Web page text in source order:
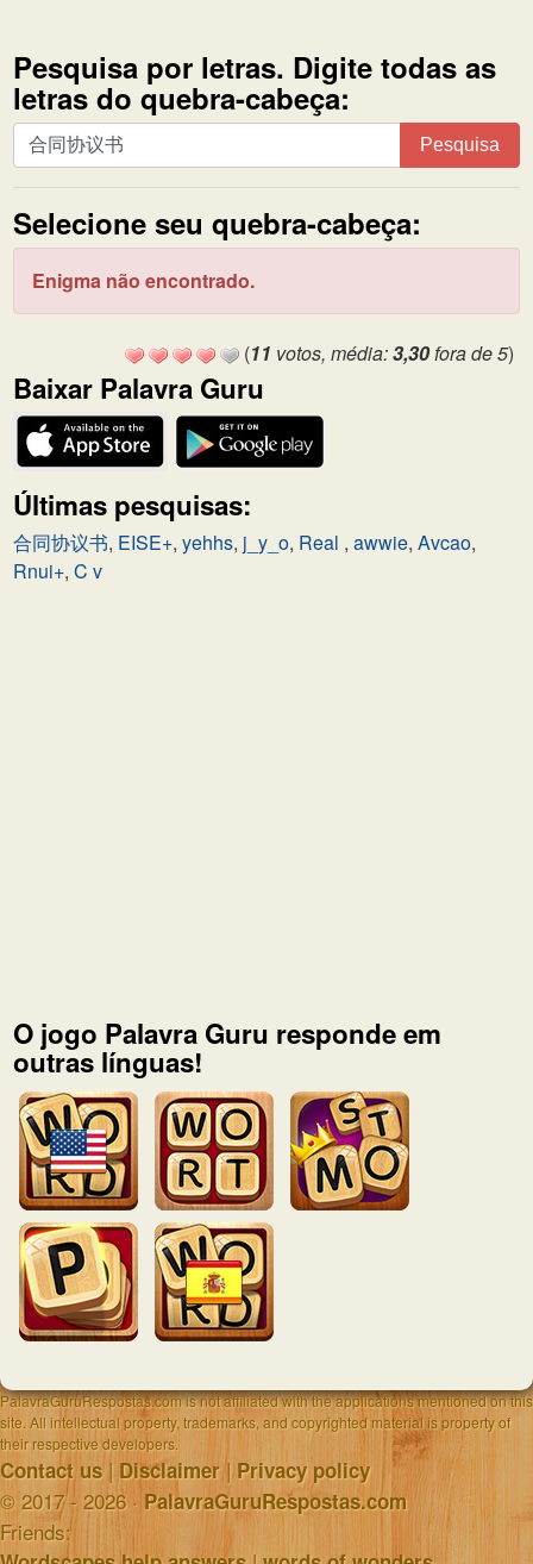
Pesquisa por letras. Digite todas as
letras do quebra-cabeça:
Pesquisa
por
letras.
Digite
todas
letras
cabeça:
Pesquisa
Selecione seu quebra-cabeça:
Enigma não encontrado.
(11 votos, média:3,30fora de 5)
Baixar Palavra Guru
Últimas pesquisas:
合同协议书, EISE+, yehhs, j_y_o, Real , awwie, Avcao,
Rnui+, C v
O jogo Palavra Guru responde em
outras línguas!
PalavraGuruRespostas.com is not affiliated with the applications mentioned on this
site. All intellectual property, trademarks, and copyrighted material is property of
their respective developers.
Contact us| Disclaimer| Privacy policy
© 2017 - 2026 · PalavraGuruRespostas.com
Friends: